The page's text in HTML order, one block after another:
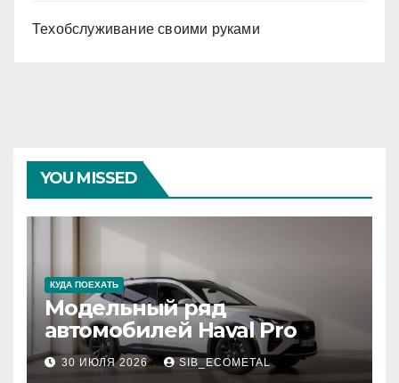
Техобслуживание своими руками
YOU MISSED
КУДА ПОЕХАТЬ
Модельный ряд
автомобилей Haval Pro
30 ИЮЛЯ 2026 SIB_ECOMETAL